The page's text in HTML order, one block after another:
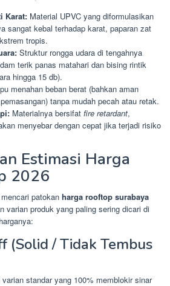
Karat: Material UPVC yang diformulasikan
sangat kebal terhadap karat, paparan zat
tropis.
Struktur rongga udara di tengahnya
terik panas matahari dan bising rintik
hingga 15 db).
menahan beban berat (bahkan aman
tanpa mudah pecah atau retak.
Materialnya bersifat fire retardant,
menyebar dengan cepat jika terjadi risiko
Estimasi Harga
2026
patokan harga rooftop surabaya
varian produk yang paling sering dicari di
(Solid / Tidak Tembus
standar yang 100% memblokir sinar